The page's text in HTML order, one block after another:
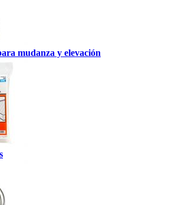
mudanza y elevación